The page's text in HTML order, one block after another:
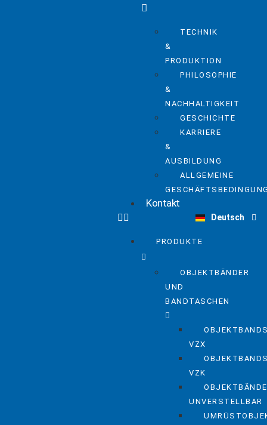
TECHNIK
&
PRODUKTION
PHILOSOPHIE
&
NACHHALTIGKEIT
GESCHICHTE
KARRIERE
&
AUSBILDUNG
ALLGEMEINE
Kontakt
PRODUKTE
OBJEKTBÄNDER
UND
BANDTASCHEN
VZX
VZK
UNVERSTELLBAR
Deutsch
Nederlands